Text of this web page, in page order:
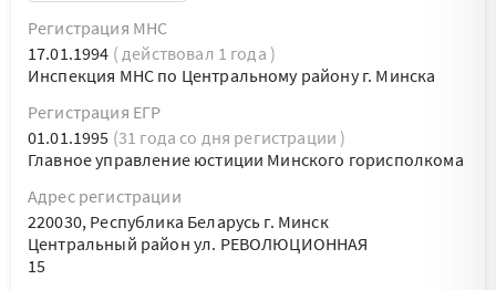
Регистрация МНС
17.01.1994 ( действовал 1 года )
Инспекция МНС по Центральному району г. Минска
Регистрация ЕГР
01.01.1995 (31 года со дня регистрации )
Главное управление юстиции Минского горисполкома
Адрес регистрации
220030, Республика Беларусь г. Минск
Центральный район ул. РЕВОЛЮЦИОННАЯ
15